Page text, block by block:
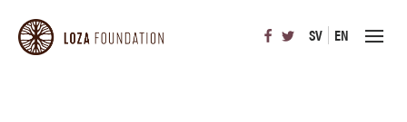
SV EN